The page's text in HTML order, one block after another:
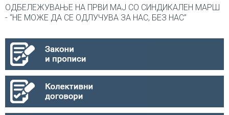
ОДБЕЛЕЖУВАЊЕ НА ПРВИ МАЈ СО СИНДИКАЛEН МАРШ
- “НЕ МОЖЕ ДА СЕ ОДЛУЧУВА ЗА НАС, БЕЗ НАС”